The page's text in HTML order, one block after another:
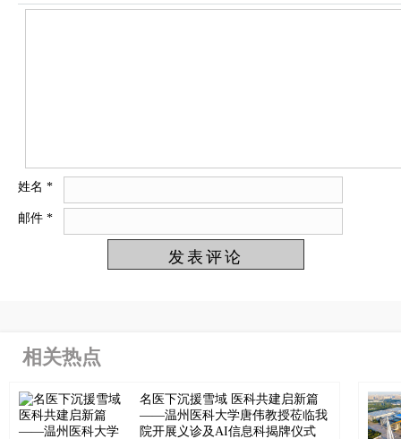
姓名 *
邮件 *
相关热点
名医下沉援雪域 医科共建启新篇
——温州医科大学唐伟教授莅临我
院开展义诊及AI信息科揭牌仪式